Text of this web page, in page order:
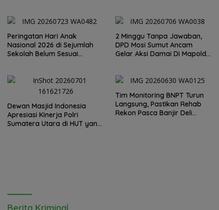
Kepastian
Peringatan Hari Anak
Nasional 2026 di Sejumlah
Sekolah Belum Sesuai
2 Minggu Tanpa Jawaban,
DPD Mosi Sumut Ancam
Gelar Aksi Damai Di Mapolda
Sumut Irjen Whisnu
Dewan Masjid Indonesia
Apresiasi Kinerja Polri
Sumatera Utara di HUT yang
Tim Monitoring BNPT Turun
Langsung, Pastikan Rehab
Rekon Pasca Banjir Deli